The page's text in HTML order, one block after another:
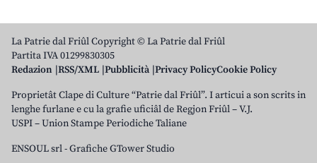
La Patrie dal Friûl Copyright © La Patrie dal Friûl
Partita IVA 01299830305
Redazion RSS/XML Pubblicità Privacy PolicyCookie Policy
Proprietât Clape di Culture “Patrie dal Friûl”. I articui a son scrits in
lenghe furlane e cu la grafie uficiâl de Regjon Friûl – V.J.
USPI – Union Stampe Periodiche Taliane
ENSOUL srl-Grafiche GTower Studio